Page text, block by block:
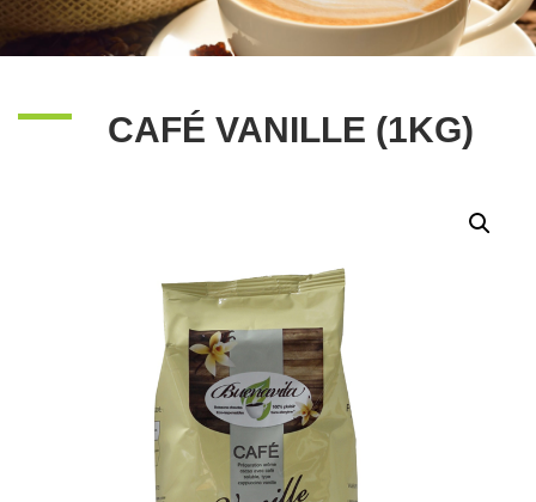
CAFÉ VANILLE (1KG)